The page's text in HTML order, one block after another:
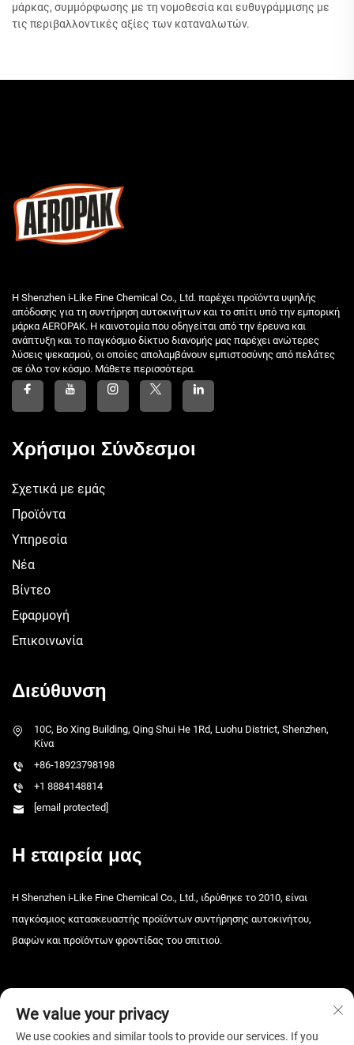
μάρκας, συμμόρφωσης με τη νομοθεσία και ευθυγράμμισης με
τις περιβαλλοντικές αξίες των καταναλωτών.
Η Shenzhen i-Like Fine Chemical Co., Ltd. παρέχει προϊόντα υψηλής
απόδοσης για τη συντήρηση αυτοκινήτων και το σπίτι υπό την εμπορική
μάρκα AEROPAK. Η καινοτομία που οδηγείται από την έρευνα και
ανάπτυξη και το παγκόσμιο δίκτυο διανομής μας παρέχει ανώτερες
λύσεις ψεκασμού, οι οποίες απολαμβάνουν εμπιστοσύνης από πελάτες
σε όλο τον κόσμο. Μάθετε περισσότερα.
Χρήσιμοι Σύνδεσμοι
Σχετικά με εμάς
Προϊόντα
Υπηρεσία
Νέα
Βίντεο
Εφαρμογή
Επικοινωνία
Διεύθυνση
10C, Bo Xing Building, Qing Shui He 1Rd, Luohu District, Shenzhen,
Κίνα
+86-18923798198
+1 8884148814
[email protected]
Η εταιρεία μας
Η Shenzhen i-Like Fine Chemical Co., Ltd., ιδρύθηκε το 2010, είναι
παγκόσμιος κατασκευαστής προϊόντων συντήρησης αυτοκινήτου,
βαφών και προϊόντων φροντίδας του σπιτιού.
We value your privacy
We use cookies and similar tools to provide our services. If you